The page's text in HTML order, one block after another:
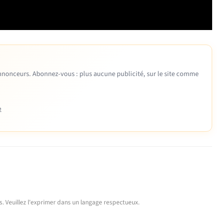
Abonnez-vous : plus aucune publicité, sur le site comme
l'exprimer dans un langage respectueux.